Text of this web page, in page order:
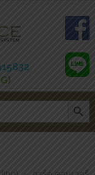
Search Button